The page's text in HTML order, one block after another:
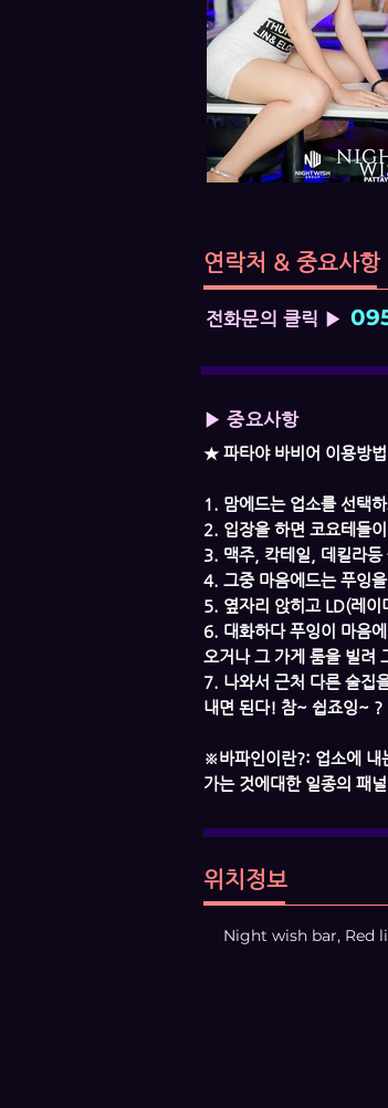
연락처 & 중요사항
전화문의 클릭 ▶
▶ 중요사항
★ 파타야 바비어 이용방
1. 맘에드는 업소를 선택
2. 입장을 하면 코요테들
3. 맥주, 칵테일, 데킬라등
4. 그중 마음에드는 푸잉
5. 옆자리 앉히고 LD(레이
6. 대화하다 푸잉이 마음
오거나 그 가게 룸을 빌려
7. 나와서 근처 다른 술집
내면 된다! 참~ 쉽죠잉~ ?
​※바파인이란?: 업소에 내
가는 것에대한 일종의 패
위치정보
Night wish bar, Red